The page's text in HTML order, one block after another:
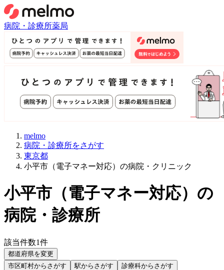
病院・診療所薬局
melmo
病院・診療所をさがす
東京都
小平市（電子マネー対応）の病院・クリニック
小平市 （電子マネー対応） の
病院・診療所
該当件数1件
都道府県を変更
市区町村からさがす
駅からさがす 診療科からさがす